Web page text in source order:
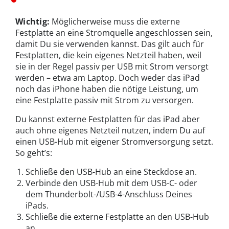
Wichtig: Möglicherweise muss die externe
Festplatte an eine Stromquelle angeschlossen sein,
damit Du sie verwenden kannst. Das gilt auch für
Festplatten, die kein eigenes Netzteil haben, weil
sie in der Regel passiv per USB mit Strom versorgt
werden – etwa am Laptop. Doch weder das iPad
noch das iPhone haben die nötige Leistung, um
eine Festplatte passiv mit Strom zu versorgen.
Du kannst externe Festplatten für das iPad aber
auch ohne eigenes Netzteil nutzen, indem Du auf
einen USB-Hub mit eigener Stromversorgung setzt.
So geht’s:
Schließe den USB-Hub an eine Steckdose an.
Verbinde den USB-Hub mit dem USB-C- oder
dem Thunderbolt-/USB-4-Anschluss Deines
iPads.
Schließe die externe Festplatte an den USB-Hub